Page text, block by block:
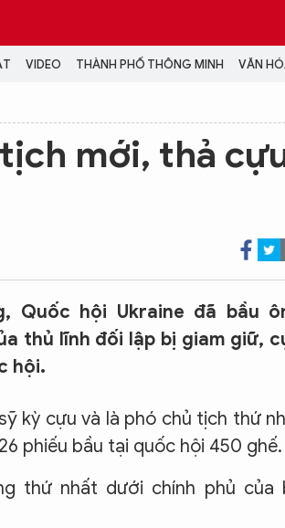
VIDEO THÀNH PHỐ THÔNG MINH VĂN
VIDEO
LỊCH VẠN SỰ
mới, thả
Quốc hội Ukraine đã bầu
thủ lĩnh đối lập bị giam giữ,
hội.
kỳ cựu và là phó chủ tịch thứ
phiếu bầu tại quốc hội 450 ghế.
thứ nhất dưới chính phủ của